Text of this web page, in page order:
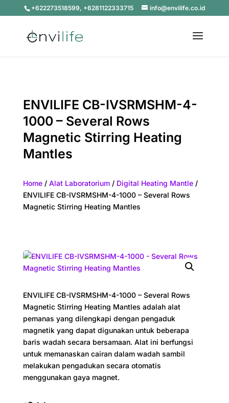
+622273518599, +6281122333715 info@envilife.co.id
ENVILIFE CB-IVSRMSHM-4-
1000 – Several Rows
Magnetic Stirring Heating
Mantles
Home/ Alat Laboratorium/ Digital Heating Mantle/
ENVILIFE CB-IVSRMSHM-4-1000 – Several Rows
Magnetic Stirring Heating Mantles
ENVILIFE CB-IVSRMSHM-4-1000 – Several Rows
Magnetic Stirring Heating Mantles adalah alat
pemanas yang dilengkapi dengan pengaduk
magnetik yang dapat digunakan untuk beberapa
baris wadah secara bersamaan. Alat ini berfungsi
untuk memanaskan cairan dalam wadah sambil
melakukan pengadukan secara otomatis
menggunakan gaya magnet.